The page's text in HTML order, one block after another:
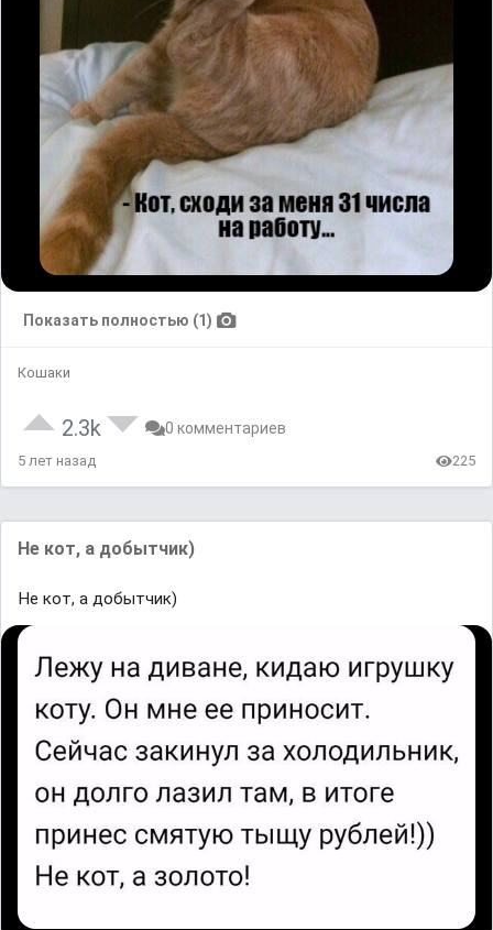
Показать полностью (1)
Кошаки
2.3k 0 комментариев
5 лет назад 225
Не кот, а добытчик)
Не кот, а добытчик)